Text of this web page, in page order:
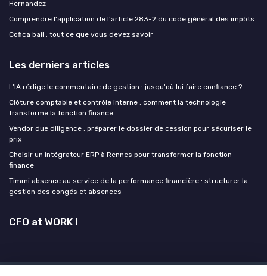
Hernandez
Comprendre l'application de l'article 283-2 du code général des impôts
Cofica bail : tout ce que vous devez savoir
Les derniers articles
L'IA rédige le commentaire de gestion : jusqu'où lui faire confiance ?
Clôture comptable et contrôle interne : comment la technologie
transforme la fonction finance
Vendor due diligence : préparer le dossier de cession pour sécuriser le
prix
Choisir un intégrateur ERP à Rennes pour transformer la fonction
finance
Timmi absence au service de la performance financière : structurer la
gestion des congés et absences
CFO at WORK !